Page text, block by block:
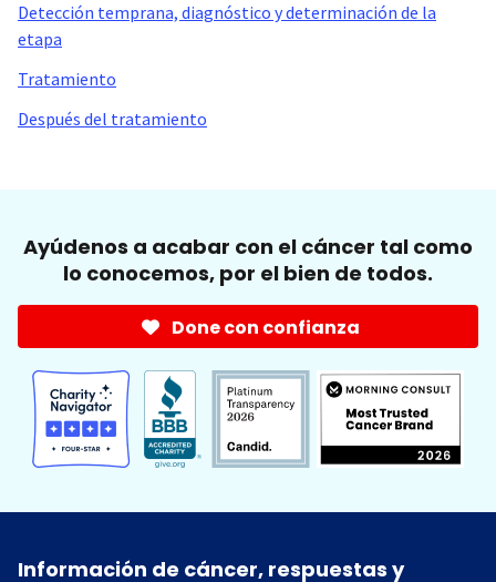
Detección temprana, diagnóstico y determinación de la
etapa
Tratamiento
Después del tratamiento
Ayúdenos a acabar con el cáncer tal como
lo conocemos, por el bien de todos.
Done con confianza
Información de cáncer, respuestas y